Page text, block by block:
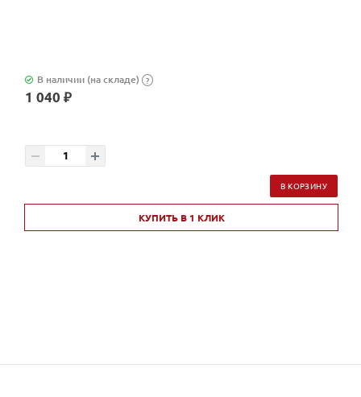
В наличии (на складе) ?
1 040 ₽
В КОРЗИНУ
КУПИТЬ В 1 КЛИК